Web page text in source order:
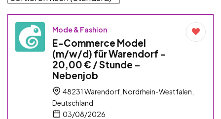
Mode & Fashion
E-Commerce Model
(m/w/d) für Warendorf –
20,00 € / Stunde –
Nebenjob
48231 Warendorf, Nordrhein-Westfalen,
Deutschland
03/08/2026